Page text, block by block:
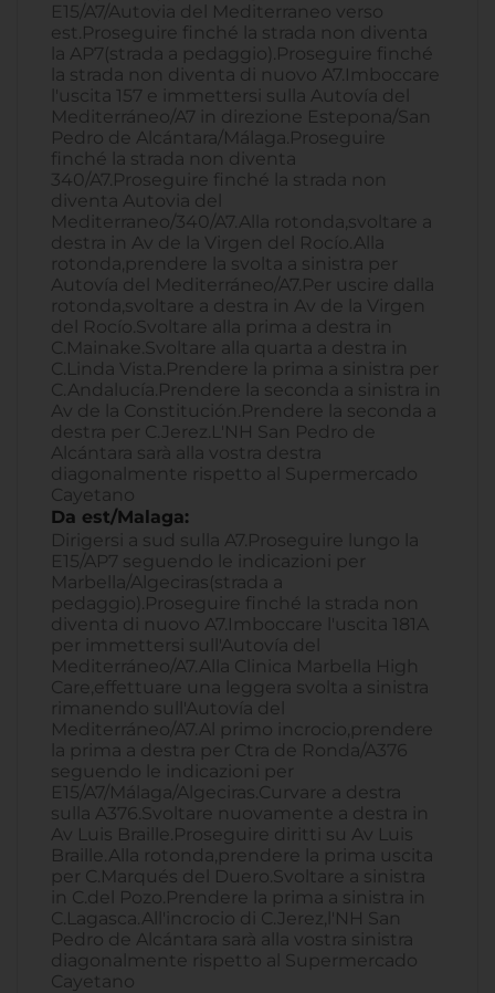
E15/A7/Autovia del Mediterraneo verso
est.Proseguire finché la strada non diventa
la AP7(strada a pedaggio).Proseguire finché
la strada non diventa di nuovo A7.Imboccare
l'uscita 157 e immettersi sulla Autovía del
Mediterráneo/A7 in direzione Estepona/San
Pedro de Alcántara/Málaga.Proseguire
finché la strada non diventa
340/A7.Proseguire finché la strada non
diventa Autovia del
Mediterraneo/340/A7.Alla rotonda,svoltare a
destra in Av de la Virgen del Rocío.Alla
rotonda,prendere la svolta a sinistra per
Autovía del Mediterráneo/A7.Per uscire dalla
rotonda,svoltare a destra in Av de la Virgen
del Rocío.Svoltare alla prima a destra in
C.Mainake.Svoltare alla quarta a destra in
C.Linda Vista.Prendere la prima a sinistra per
C.Andalucía.Prendere la seconda a sinistra in
Av de la Constitución.Prendere la seconda a
destra per C.Jerez.L'NH San Pedro de
Alcántara sarà alla vostra destra
diagonalmente rispetto al Supermercado
Cayetano
Da est/Malaga:
Dirigersi a sud sulla A7.Proseguire lungo la
E15/AP7 seguendo le indicazioni per
Marbella/Algeciras(strada a
pedaggio).Proseguire finché la strada non
diventa di nuovo A7.Imboccare l'uscita 181A
per immettersi sull'Autovía del
Mediterráneo/A7.Alla Clinica Marbella High
Care,effettuare una leggera svolta a sinistra
rimanendo sull'Autovía del
Mediterráneo/A7.Al primo incrocio,prendere
la prima a destra per Ctra de Ronda/A376
seguendo le indicazioni per
E15/A7/Málaga/Algeciras.Curvare a destra
sulla A376.Svoltare nuovamente a destra in
Av Luis Braille.Proseguire diritti su Av Luis
Braille.Alla rotonda,prendere la prima uscita
per C.Marqués del Duero.Svoltare a sinistra
in C.del Pozo.Prendere la prima a sinistra in
C.Lagasca.All'incrocio di C.Jerez,l'NH San
Pedro de Alcántara sarà alla vostra sinistra
diagonalmente rispetto al Supermercado
Cayetano